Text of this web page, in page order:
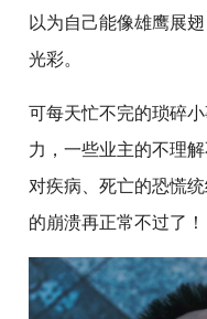
以为自己能像雄鹰展
光彩。
可每天忙不完的琐碎
力，一些业主的不理
对疾病、死亡的恐慌
的崩溃再正常不过了！